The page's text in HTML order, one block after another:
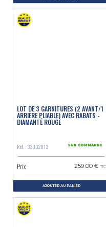
LOT DE 3 GARNITURES (2 AVANT/1
ARRIÈRE PLIABLE) AVEC RABATS -
DIAMANTÉ ROUGE
Réf. : 33032013 SUR COMMANDE
Prix 259.00 € TTC
AJOUTER AU PANIER